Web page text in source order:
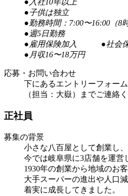
●入社10年以上
●子供は独立
●勤務時間：7:00〜16:00
●週5日勤務
●雇用保険加入 ●社
●月収16〜18万円
応募・お問い合わせ
下にあるエントリーフォー
（担当：大嶽）までご連絡く
正社員
募集の背景
小さな八百屋として創業し、
今では岐阜県に3店舗を運営
1930年の創業から地域のお
大手スーパーの進出や人口
着実に成長してきました。